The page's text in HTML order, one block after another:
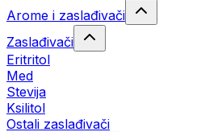
Arome i zaslađivači
Zaslađivači
Eritritol
Med
Stevija
Ksilitol
Ostali zaslađivači